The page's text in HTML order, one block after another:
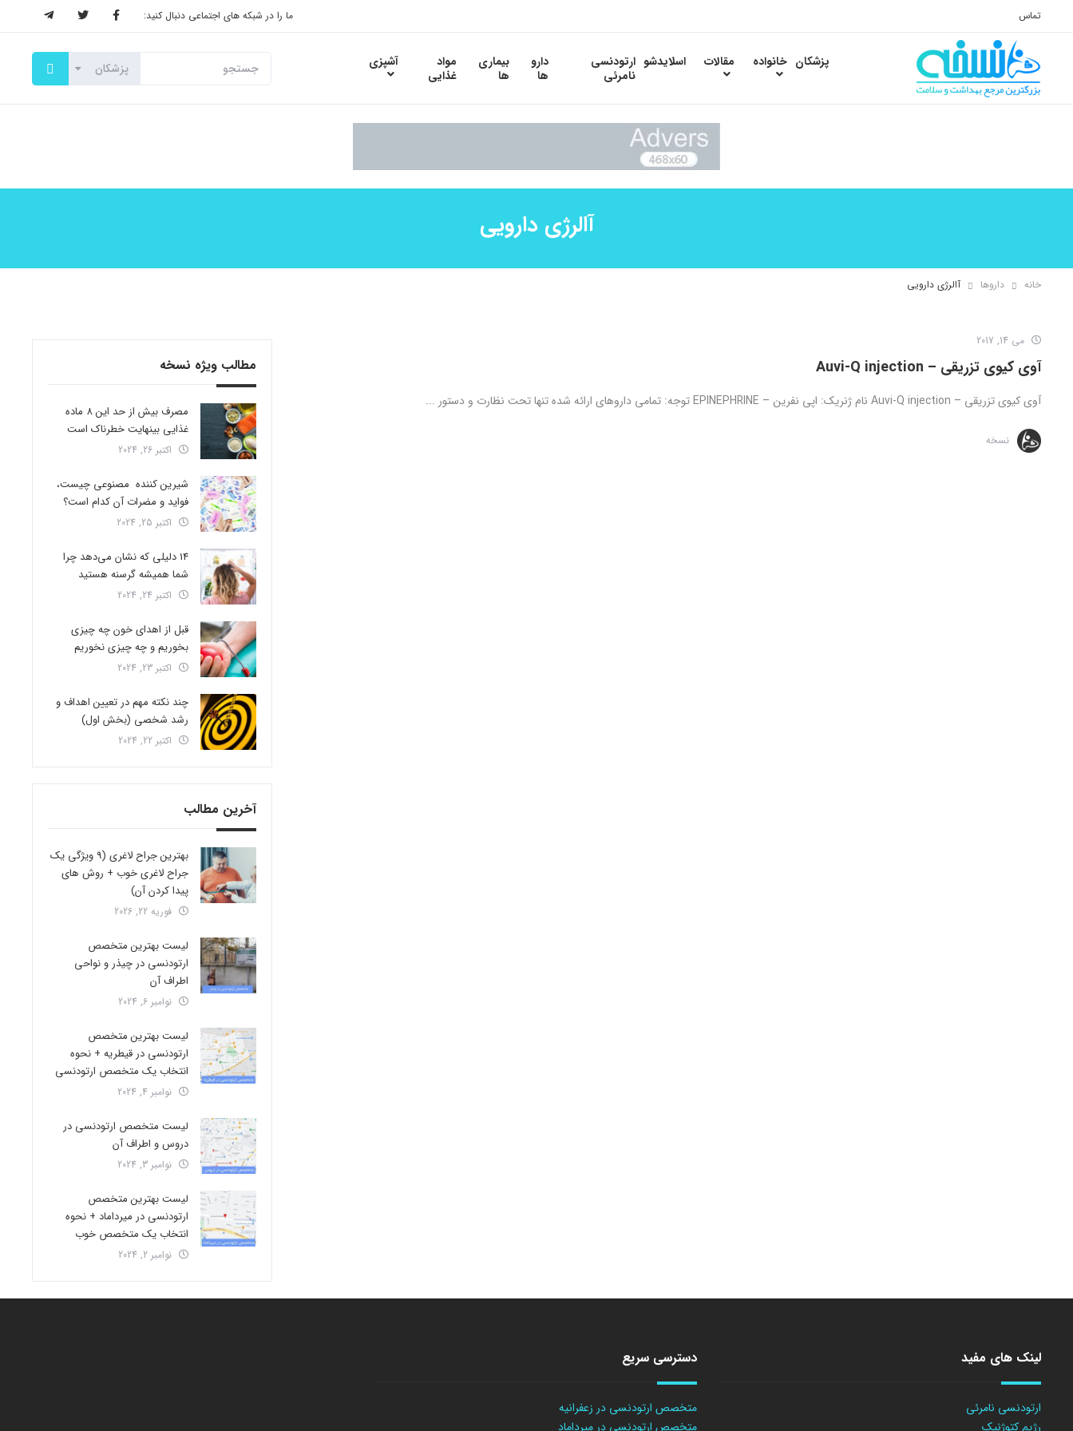
تماس ما را در شبکه های اجتماعی دنبال کنید:
پزشکان خانواده مقالات اسلایدشو ارتودنسی
نامرئی
دارو
ها
بیماری
ها
مواد
غذایی
آشپزی
آالرژی دارویی
خانه داروها آالرژی دارویی
می 14, 2017
آوی کیوی تزریقی – Auvi-Q injection
آوی کیوی تزریقی – Auvi-Q injection نام ژنریک: اپی نفرین – EPINEPHRINE توجه: تمامی داروهای ارائه شده تنها تحت نظارت و دستور ...
نسخه
مطالب ویژه نسخه
مصرف بیش از حد این 8 ماده
غذایی بینهایت خطرناک است
اکتبر 26, 2024
شیرین کننده مصنوعی چیست،
فواید و مضرات آن کدام است؟
اکتبر 25, 2024
14 دلیلی که نشان می‌دهد چرا
شما همیشه گرسنه هستید
اکتبر 24, 2024
قبل از اهدای خون چه چیزی
بخوریم و چه چیزی نخوریم
اکتبر 23, 2024
چند نکته مهم در تعیین اهداف و
رشد شخصی (بخش اول)
اکتبر 22, 2024
آخرین مطالب
بهترین جراح لاغری (9 ویژگی یک
جراح لاغری خوب + روش های
پیدا کردن آن)
فوریه 22, 2026
لیست بهترین متخصص
ارتودنسی در چیذر و نواحی
اطراف آن
نوامبر 6, 2024
لیست بهترین متخصص
ارتودنسی در قیطریه + نحوه
انتخاب یک متخصص ارتودنسی
نوامبر 4, 2024
لیست متخصص ارتودنسی در
دروس و اطراف آن
نوامبر 3, 2024
لیست بهترین متخصص
ارتودنسی در میرداماد + نحوه
انتخاب یک متخصص خوب
نوامبر 2, 2024
لینک های مفید
ارتودنسی نامرئی
رژیم کتوژنیک
دسترسی سریع
متخصص ارتودنسی در زعفرانیه
متخصص ارتودنسی در میرداماد